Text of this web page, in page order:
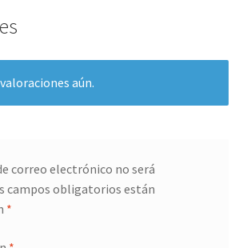
aún.
correo electrónico no será
campos obligatorios están
*